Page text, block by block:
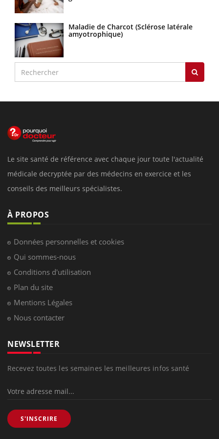
Maladie de Charcot (Sclérose latérale
amyotrophique)
Le site santé de référence avec chaque jour toute l'actualité
médicale decryptée par des médecins en exercice et les
conseils des meilleurs spécialistes.
À PROPOS
Données personnelles et cookies
Qui sommes-nous
Conditions d'utilisation
Plan du site
Mentions Légales
Nous contacter
NEWSLETTER
Recevez toutes les semaines les meilleures infos santé
S'INSCRIRE